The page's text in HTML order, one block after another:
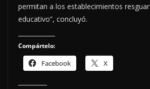
permitan a los establecimientos
educativo”, concluyó.
Compártelo:
Facebook X